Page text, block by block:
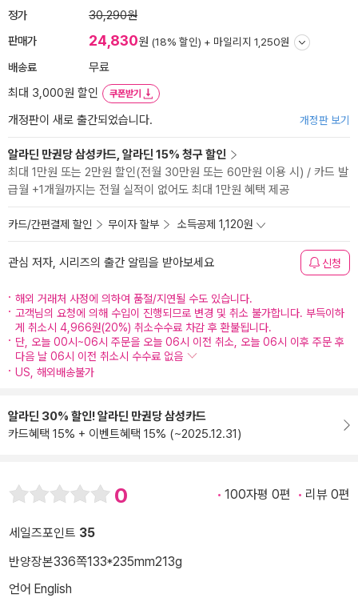
정가 30,290원
판매가 24,830원 (18% 할인) + 마일리지 1,250원
배송료
무료
최대 3,000원 할인
쿠폰받기
개정판이 새로 출간되었습니다. 개정판 보기
알라딘 만권당 삼성카드, 알라딘 15% 청구 할인
최대 1만원 또는 2만원 할인(전월 30만원 또는 60만원 이용 시) / 카드 발
급월 +1개월까지는 전월 실적이 없어도 최대 1만원 혜택 제공
카드/간편결제 할인 무이자 할부 소득공제 1,120원
관심 저자, 시리즈의 출간 알림을 받아보세요 신청
해외 거래처 사정에 의하여 품절/지연될 수도 있습니다.
고객님의 요청에 의해 수입이 진행되므로 변경 및 취소 불가합니다. 부득이하
게 취소시 4,966원(20%) 취소수수료 차감 후 환불됩니다.
단, 오늘 00시~06시 주문을 오늘 06시 이전 취소, 오늘 06시 이후 주문 후
다음 날 06시 이전 취소시 수수료 없음
US, 해외배송불가
알라딘 30% 할인! 알라딘 만권당 삼성카드
카드혜택 15% + 이벤트혜택 15% (~2025.12.31)
0 100자평 0편 리뷰 0편
세일즈포인트 35
반양장본336쪽133*235mm213g
언어 English